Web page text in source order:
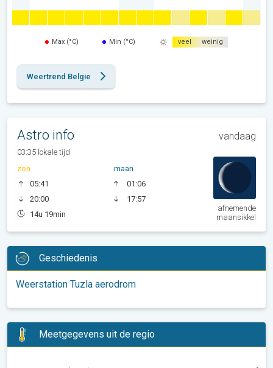
Max (°C) Min (°C) veel weinig
Weertrend Belgie
Astro info vandaag
03:35 lokale tijd
zon
05:41
20:00
14u 19min
maan
01:06
17:57
afnemende
maansikkel
Geschiedenis
Weerstation Tuzla aerodrom
Meetgegevens uit de regio